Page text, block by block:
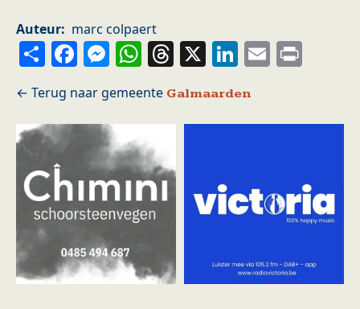
Auteur marc colpaert
ShareFacebook
Messenger
WhatsApp
Threads
X LinkedIn
Email
Galmaarden